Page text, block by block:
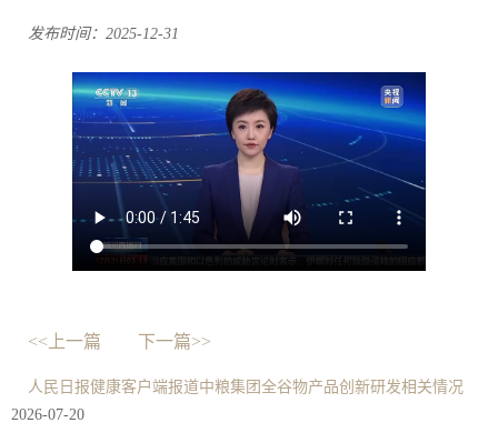
发布时间：2025-12-31
<<上一篇 下一篇>>
人民日报健康客户端报道中粮集团全谷物产品创新研发相关情况
2026-07-20